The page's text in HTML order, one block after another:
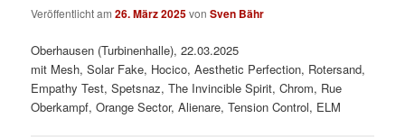
Veröffentlicht am26. März 2025vonSven Bähr
Oberhausen (Turbinenhalle), 22.03.2025
mit Mesh, Solar Fake, Hocico, Aesthetic Perfection, Rotersand,
Empathy Test, Spetsnaz, The Invincible Spirit, Chrom, Rue
Oberkampf, Orange Sector, Alienare, Tension Control, ELM